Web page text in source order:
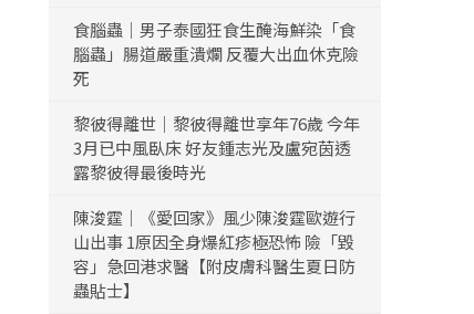
食腦蟲｜男子泰國狂食生醃海鮮染「食
腦蟲」腸道嚴重潰爛 反覆大出血休克險
死
黎彼得離世｜黎彼得離世享年76歲 今年
3月已中風臥床 好友鍾志光及盧宛茵透
露黎彼得最後時光
陳浚霆｜《愛回家》風少陳浚霆歐遊行
山出事 1原因全身爆紅疹極恐怖 險「毀
容」急回港求醫【附皮膚科醫生夏日防
蟲貼士】